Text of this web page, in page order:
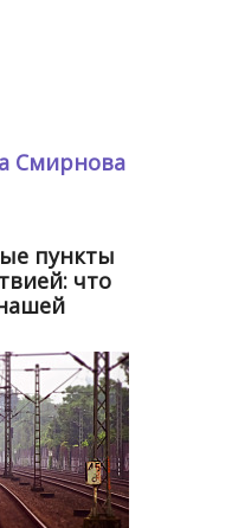
Смирнова
пункты
что